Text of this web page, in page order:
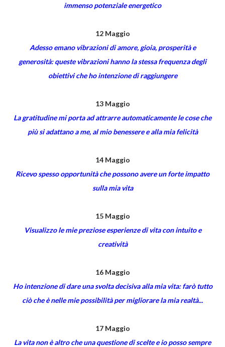
immenso potenziale energetico
12 Maggio
Adesso emano vibrazioni di amore, gioia, prosperità e
generosità: queste vibrazioni hanno la stessa frequenza degli
obiettivi che ho intenzione di raggiungere
13 Maggio
La gratitudine mi porta ad attrarre automaticamente le cose che
più si adattano a me, al mio benessere e alla mia felicità
14 Maggio
Ricevo spesso opportunità che possono avere un forte impatto
sulla mia vita
15 Maggio
Visualizzo le mie preziose esperienze di vita con intuito e
creatività
16 Maggio
Ho intenzione di dare una svolta decisiva alla mia vita: farò tutto
ciò che è nelle mie possibilità per migliorare la mia realtà...
17 Maggio
La vita non è altro che una questione di scelte e io posso sempre